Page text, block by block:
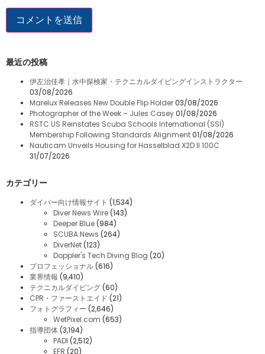
最近の投稿
伊左治佳孝｜水中探検家・テクニカルダイビングインストラクター
03/08/2026
Marelux Releases New Double Flip Holder03/08/2026
Photographer of the Week – Jules Casey01/08/2026
RSTC US Reinstates Scuba Schools International (SSI)
Membership Following Standards Alignment01/08/2026
Nauticam Unveils Housing for Hasselblad X2D II 100C
31/07/2026
カテゴリー
ダイバー向け情報サイト (1,534)
Diver News Wire (143)
Deeper Blue (984)
SCUBA News (264)
DiverNet (123)
Doppler's Tech Diving Blog (20)
プロフェッショナル (616)
業界情報 (9,410)
テクニカルダイビング (60)
CPR・ファーストエイド (21)
フォトグラフィー (2,646)
WetPixel.com (653)
指導団体 (3,194)
PADI (2,512)
EFR (20)